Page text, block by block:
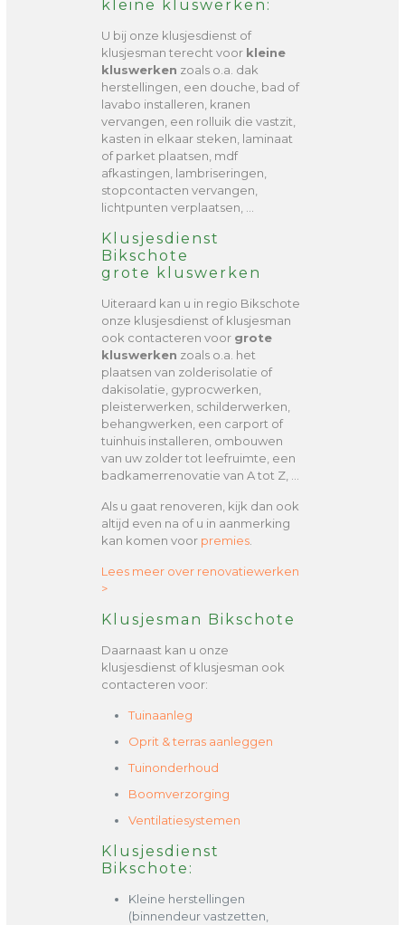
kleine kluswerken:
U bij onze klusjesdienst of
klusjesman terecht voor kleine
kluswerken zoals o.a. dak
herstellingen, een douche, bad of
lavabo installeren, kranen
vervangen, een rolluik die vastzit,
kasten in elkaar steken, laminaat
of parket plaatsen, mdf
afkastingen, lambriseringen,
stopcontacten vervangen,
lichtpunten verplaatsen, …
Klusjesdienst
Bikschote
grote kluswerken
Uiteraard kan u in regio Bikschote
onze klusjesdienst of klusjesman
ook contacteren voor grote
kluswerken zoals o.a. het
plaatsen van zolderisolatie of
dakisolatie, gyprocwerken,
pleisterwerken, schilderwerken,
behangwerken, een carport of
tuinhuis installeren, ombouwen
van uw zolder tot leefruimte, een
badkamerrenovatie van A tot Z, …
Als u gaat renoveren, kijk dan ook
altijd even na of u in aanmerking
kan komen voor premies.
Lees meer over renovatiewerken
>
Klusjesman Bikschote
Daarnaast kan u onze
klusjesdienst of klusjesman ook
contacteren voor:
Tuinaanleg
Oprit & terras aanleggen
Tuinonderhoud
Boomverzorging
Ventilatiesystemen
Klusjesdienst
Bikschote:
Kleine herstellingen
(binnendeur vastzetten,